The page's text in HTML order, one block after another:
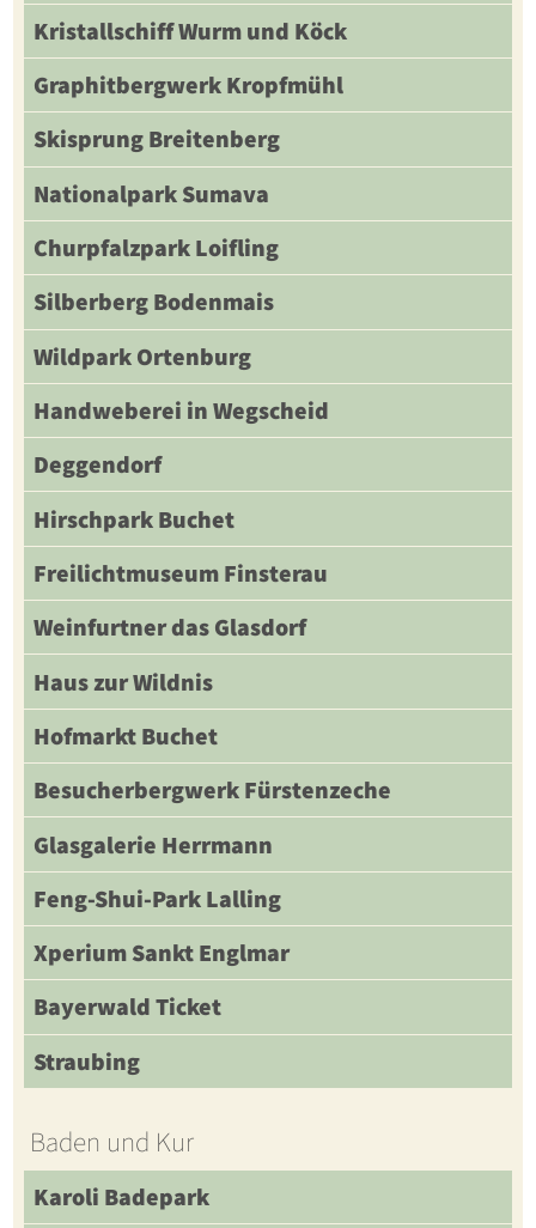
Kristallschiff Wurm und Köck
Graphitbergwerk Kropfmühl
Skisprung Breitenberg
Nationalpark Sumava
Churpfalzpark Loifling
Silberberg Bodenmais
Wildpark Ortenburg
Handweberei in Wegscheid
Deggendorf
Hirschpark Buchet
Freilichtmuseum Finsterau
Weinfurtner das Glasdorf
Haus zur Wildnis
Hofmarkt Buchet
Besucherbergwerk Fürstenzeche
Glasgalerie Herrmann
Feng-Shui-Park Lalling
Xperium Sankt Englmar
Bayerwald Ticket
Straubing
Baden und Kur
Karoli Badepark